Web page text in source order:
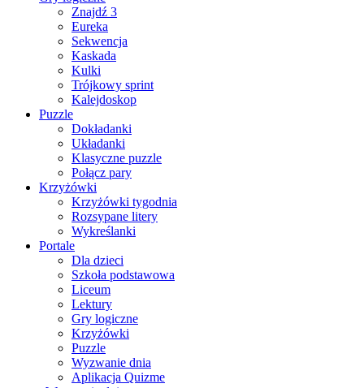
Znajdź 3
Eureka
Sekwencja
Kaskada
Kulki
Trójkowy sprint
Kalejdoskop
Puzzle
Dokładanki
Układanki
Klasyczne puzzle
Połącz pary
Krzyżówki
Krzyżówki tygodnia
Rozsypane litery
Wykreślanki
Portale
Dla dzieci
Szkoła podstawowa
Liceum
Lektury
Gry logiczne
Krzyżówki
Puzzle
Wyzwanie dnia
Aplikacja Quizme